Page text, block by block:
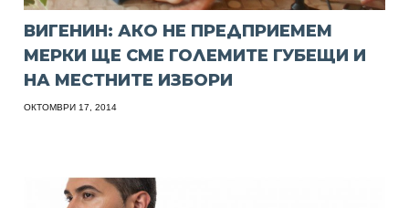
ВИГЕНИН: АКО НЕ ПРЕДПРИЕМЕМ
МЕРКИ ЩЕ СМЕ ГОЛЕМИТЕ ГУБЕЩИ И
НА МЕСТНИТЕ ИЗБОРИ
ОКТОМВРИ 17, 2014